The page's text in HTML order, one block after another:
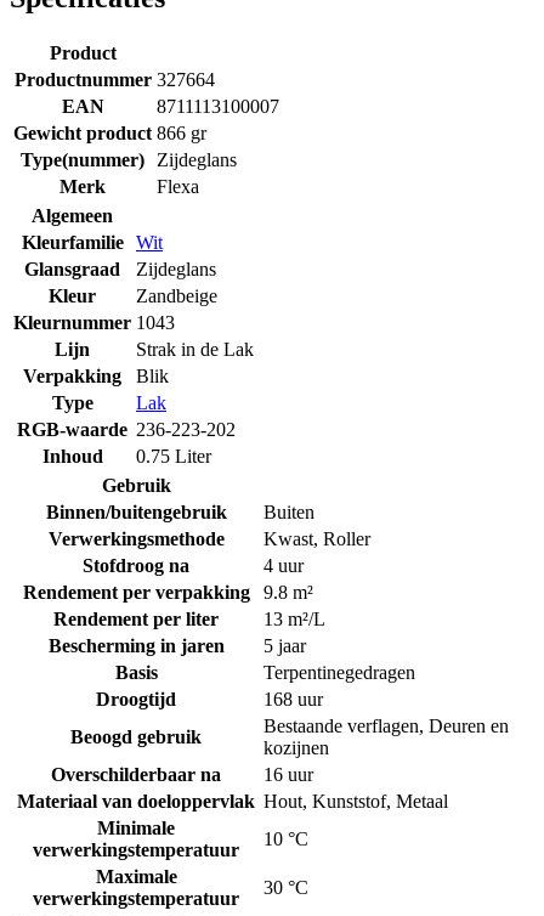
Product
Productnummer 327664
EAN
8711113100007
Gewicht product 866 gr
Type(nummer)
Zijdeglans
Merk
Flexa
Algemeen
Kleurfamilie
Wit
Glansgraad
Zijdeglans
Kleur
Zandbeige
Kleurnummer 1043
Lijn
Strak in de Lak
Verpakking
Blik
Type
Lak
RGB-waarde 236-223-202
Inhoud
0.75 Liter
Gebruik
Binnen/buitengebruik
Buiten
Verwerkingsmethode
Kwast, Roller
Stofdroog na
4 uur
Rendement per verpakking
9.8 m²
Rendement per liter
13 m²/L
Bescherming in jaren
5 jaar
Basis
Terpentinegedragen
Droogtijd
168 uur
Beoogd gebruik
Bestaande verflagen, Deuren en
kozijnen
Overschilderbaar na
16 uur
Materiaal van doeloppervlak Hout, Kunststof, Metaal
Minimale
verwerkingstemperatuur
10 °C
Maximale
verwerkingstemperatuur
30 °C